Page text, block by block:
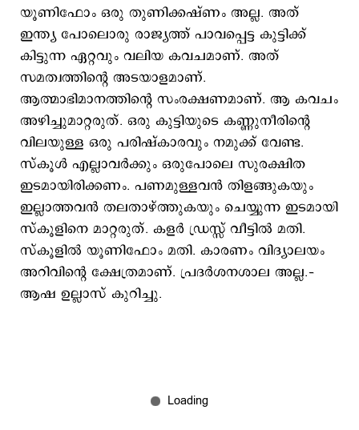
യൂണിഫോം ഒരു തുണിക്കഷ്ണം അല്ല. അത്
ഇന്ത്യ പോലൊരു രാജ്യത്ത് പാവപ്പെട്ട കുട്ടിക്ക്
കിട്ടുന്ന ഏറ്റവും വലിയ കവചമാണ്. അത്
സമത്വത്തിന്റെ അടയാളമാണ്.
ആത്മാഭിമാനത്തിന്റെ സംരക്ഷണമാണ്. ആ കവചം
അഴിച്ചുമാറ്റരുത്. ഒരു കുട്ടിയുടെ കണ്ണുനീരിന്റെ
വിലയുള്ള ഒരു പരിഷ്കാരവും നമുക്ക് വേണ്ട.
സ്കൂൾ എല്ലാവർക്കും ഒരുപോലെ സുരക്ഷിത
ഇടമായിരിക്കണം. പണമുള്ളവൻ തിളങ്ങുകയും
ഇല്ലാത്തവൻ തലതാഴ്ത്തുകയും ചെയ്യുന്ന ഇടമായി
സ്കൂളിനെ മാറ്റരുത്. കളർ ഡ്രസ്സ് വീട്ടിൽ മതി.
സ്കൂളിൽ യൂണിഫോം മതി. കാരണം വിദ്യാലയം
അറിവിന്റെ ക്ഷേത്രമാണ്. പ്രദർശനശാല അല്ല.–
ആഷ ഉല്ലാസ് കുറിച്ചു.